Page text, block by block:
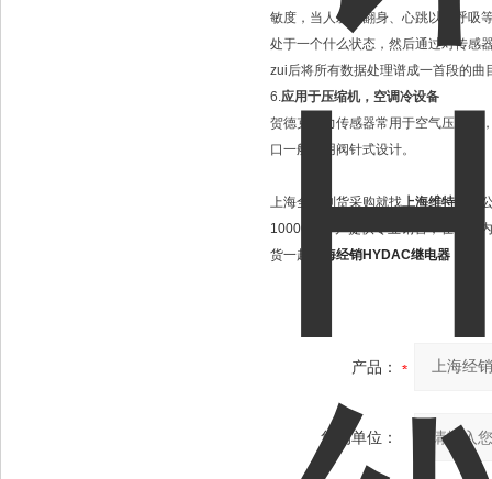
敏度，当人发生翻身、心跳以及呼吸
处于一个什么状态，然后通过对传感
zui后将所有数据处理谱成一首段的
6.应用于压缩机，空调冷设备
贺德克压力传感器常用于空气压力机
口一般采用阀针式设计。
上海全新到货采购就找上海维特锐
，
10000多客户提供专业销售，在行业
货一起
上海经销HYDAC继电器
产品：
您的单位：